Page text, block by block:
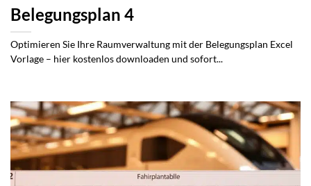
Belegungsplan 4
Optimieren Sie Ihre Raumverwaltung mit der Belegungsplan Excel
Vorlage – hier kostenlos downloaden und sofort...